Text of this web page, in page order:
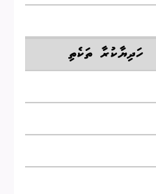
ހަދިޔާކުރާ ތަކެތި